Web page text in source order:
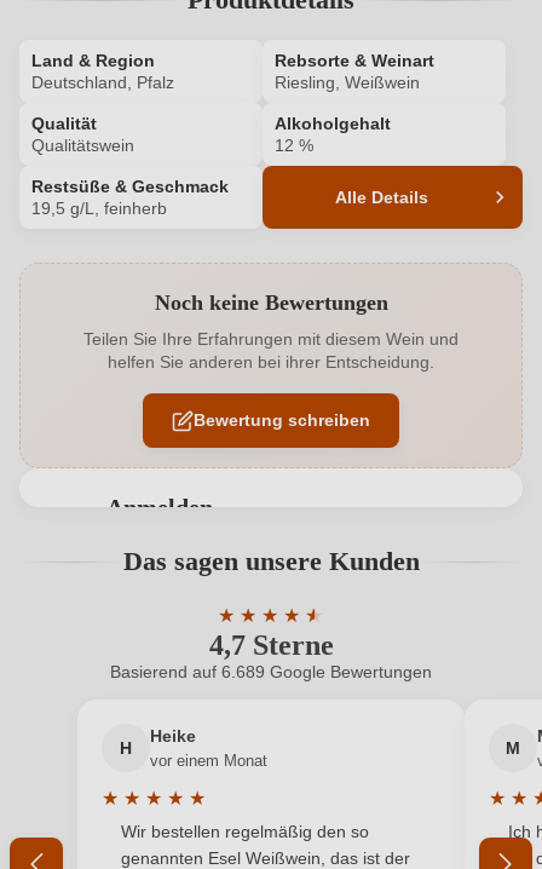
Land & Region
Deutschland, Pfalz
Rebsorte & Weinart
Riesling, Weißwein
Qualität
Qualitätswein
Alkoholgehalt
12 %
Restsüße & Geschmack
19,5 g/L, feinherb
Alle Details
Alkoholgehalt in % 12 %
Allergene Enthält Sulfite
Ausbau Großes Holzfass
Weingut Sankt Annaberg, Sankt-Anna-Str. 203,
76835 Burrweiler, Deutschland
Land Deutschland
Noch keine Bewertungen
Teilen Sie Ihre Erfahrungen mit diesem Wein und
helfen Sie anderen bei ihrer Entscheidung.
Bewertung schreiben
Anmelden
Benutzern abgegeben werden. Bitte loggen Sie sich
Neuer Kunde? Neuer Kunde?
Ihre E-Mail-Adresse
Ihr Passwort
Das sagen unsere Kunden
4,7 Sterne
★ ★ ★ ★ ★
★
Durchschnittliche Bewertung von 4.7
Basierend auf 6.689 Google Bewertungen
H
Heike
vor einem Monat
★ ★ ★ ★ ★
Durchschnittliche Bewertung von 5 von 5 Sternen
Wir bestellen regelmäßig den so
genannten Esel Weißwein, das ist der
M
★ ★
Ich
mit